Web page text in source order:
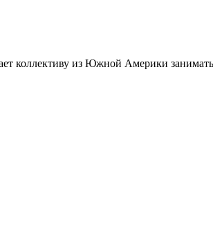
коллективу из Южной Америки